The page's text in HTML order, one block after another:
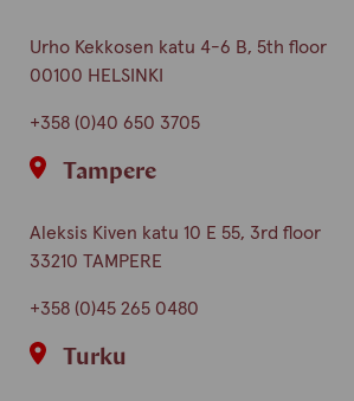
Urho Kekkosen katu 4-6 B, 5th floor
00100 HELSINKI
+358 (0)40 650 3705
Tampere
Aleksis Kiven katu 10 E 55, 3rd floor
33210 TAMPERE
+358 (0)45 265 0480
Turku